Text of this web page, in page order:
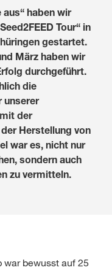
haben wir
Tour“ in
gestartet.
März haben wir
durchgeführt.
die
unserer
der
Herstellung von
war es, nicht nur
sondern auch
zu vermitteln.
war bewusst auf 25